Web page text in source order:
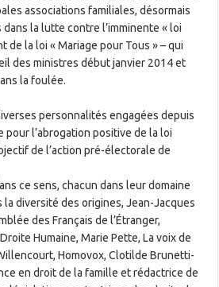
associations familiales, désormais
la lutte contre l’imminente « loi
de la loi « Mariage pour Tous » – qui
des ministres début janvier 2014 et
la foulée.
personnalités engagées depuis
pour l’abrogation positive de la loi
de l’action pré-électorale de
ce sens, chacun dans leur domaine
diversité des origines, Jean-Jacques
des Français de l’Étranger,
Humaine, Marie Pette, La voix de
Homovox, Clotilde Brunetti-
en droit de la famille et rédactrice de